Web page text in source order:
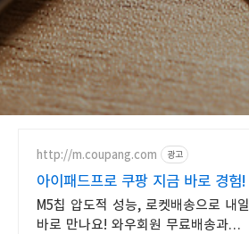
http://m.coupang.com 광고
아이패드프로 쿠팡 지금 바로 경험!
M5칩 압도적 성능, 로켓배송으로 내일
바로 만나요! 와우회원 무료배송과